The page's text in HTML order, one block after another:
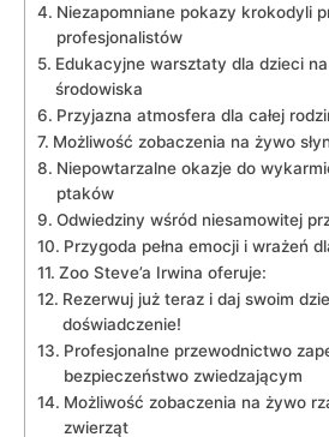
Niezapomniane pokazy krokodyli
profesjonalistów
Edukacyjne warsztaty dla dzieci
środowiska
Przyjazna atmosfera dla całej
Możliwość zobaczenia ​na żywo
Niepowtarzalne okazje do
ptaków
Odwiedziny wśród niesamowitej
Przygoda pełna emocji i wrażeń
Zoo Steve’a Irwina oferuje:
Rezerwuj już teraz i daj ⁢swoim
doświadczenie!
Profesjonalne przewodnictwo
bezpieczeństwo zwiedzającym
Możliwość zobaczenia‌ na żywo
zwierząt